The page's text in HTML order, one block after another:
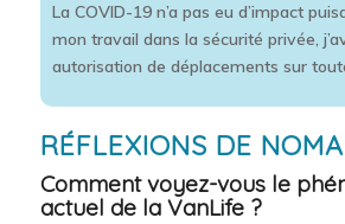
La COVID-19 n’a pas eu d’impact
mon travail dans la sécurité privée,
autorisation de déplacements sur
RÉFLEXIONS DE
Comment voyez-vous le
actuel de la VanLife ?